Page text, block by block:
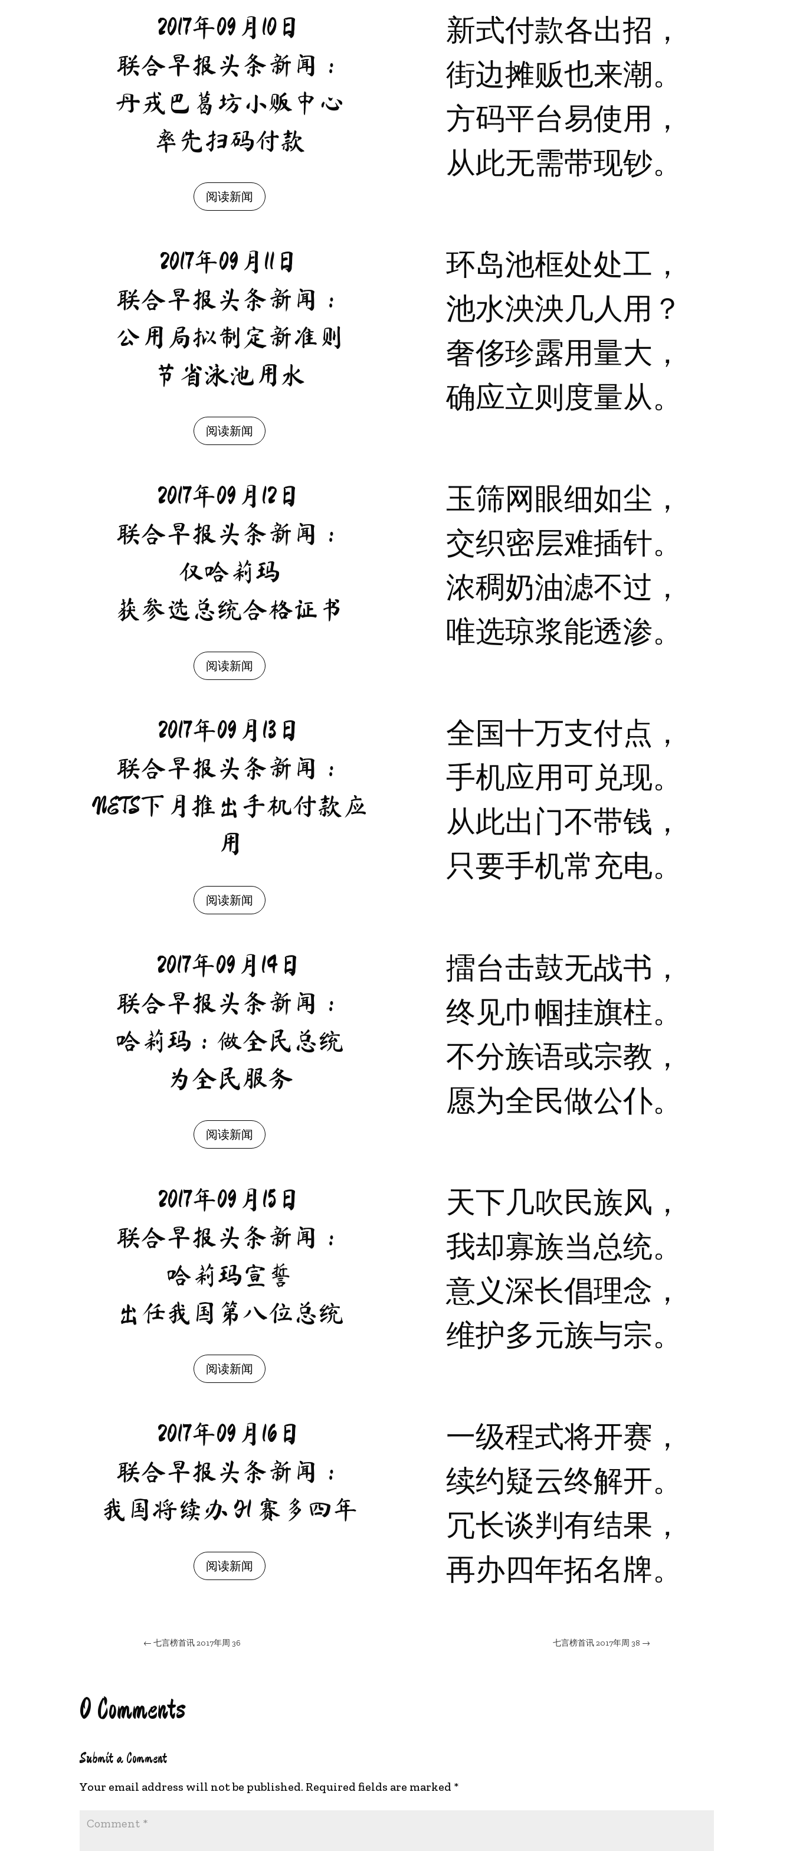
2017年09月10日
联合早报头条新闻：
丹戎巴葛坊小贩中心
率先扫码付款
阅读新闻
新式付款各出招，
街边摊贩也来潮。
方码平台易使用，
从此无需带现钞。
2017年09月11日
联合早报头条新闻：
公用局拟制定新准则
节省泳池用水
阅读新闻
环岛池框处处工，
池水泱泱几人用？
奢侈珍露用量大，
确应立则度量从。
2017年09月12日
联合早报头条新闻：
仅哈莉玛
获参选总统合格证书
阅读新闻
玉筛网眼细如尘，
交织密层难插针。
浓稠奶油滤不过，
唯选琼浆能透渗。
2017年09月13日
联合早报头条新闻：
NETS下月推出手机付款应
用
阅读新闻
全国十万支付点，
手机应用可兑现。
从此出门不带钱，
只要手机常充电。
2017年09月14日
联合早报头条新闻：
哈莉玛：做全民总统
为全民服务
阅读新闻
擂台击鼓无战书，
终见巾帼挂旗柱。
不分族语或宗教，
愿为全民做公仆。
2017年09月15日
联合早报头条新闻：
哈莉玛宣誓
出任我国第八位总统
阅读新闻
天下几吹民族风，
我却寡族当总统。
意义深长倡理念，
维护多元族与宗。
2017年09月16日
联合早报头条新闻：
我国将续办 F1 赛多四年
阅读新闻
一级程式将开赛，
续约疑云终解开。
冗长谈判有结果，
再办四年拓名牌。
← 七言榜首讯 2017年周 36 七言榜首讯 2017年周 38 →
0 Comments
Submit a Comment
Your email address will not be published. Required fields are marked *